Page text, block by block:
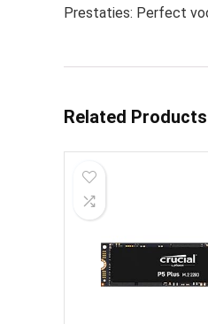
Prestaties: Perfect
Related Products